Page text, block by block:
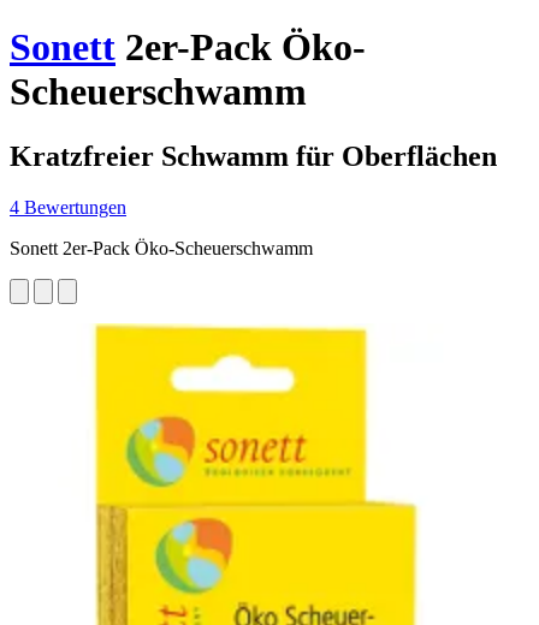
Sonett 2er-Pack Öko-
Scheuerschwamm
Kratzfreier Schwamm für Oberflächen
4 Bewertungen
Sonett 2er-Pack Öko-Scheuerschwamm